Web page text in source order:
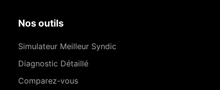
Nos outils
Simulateur Meilleur Syndic
Diagnostic Détaillé
Comparez-vous